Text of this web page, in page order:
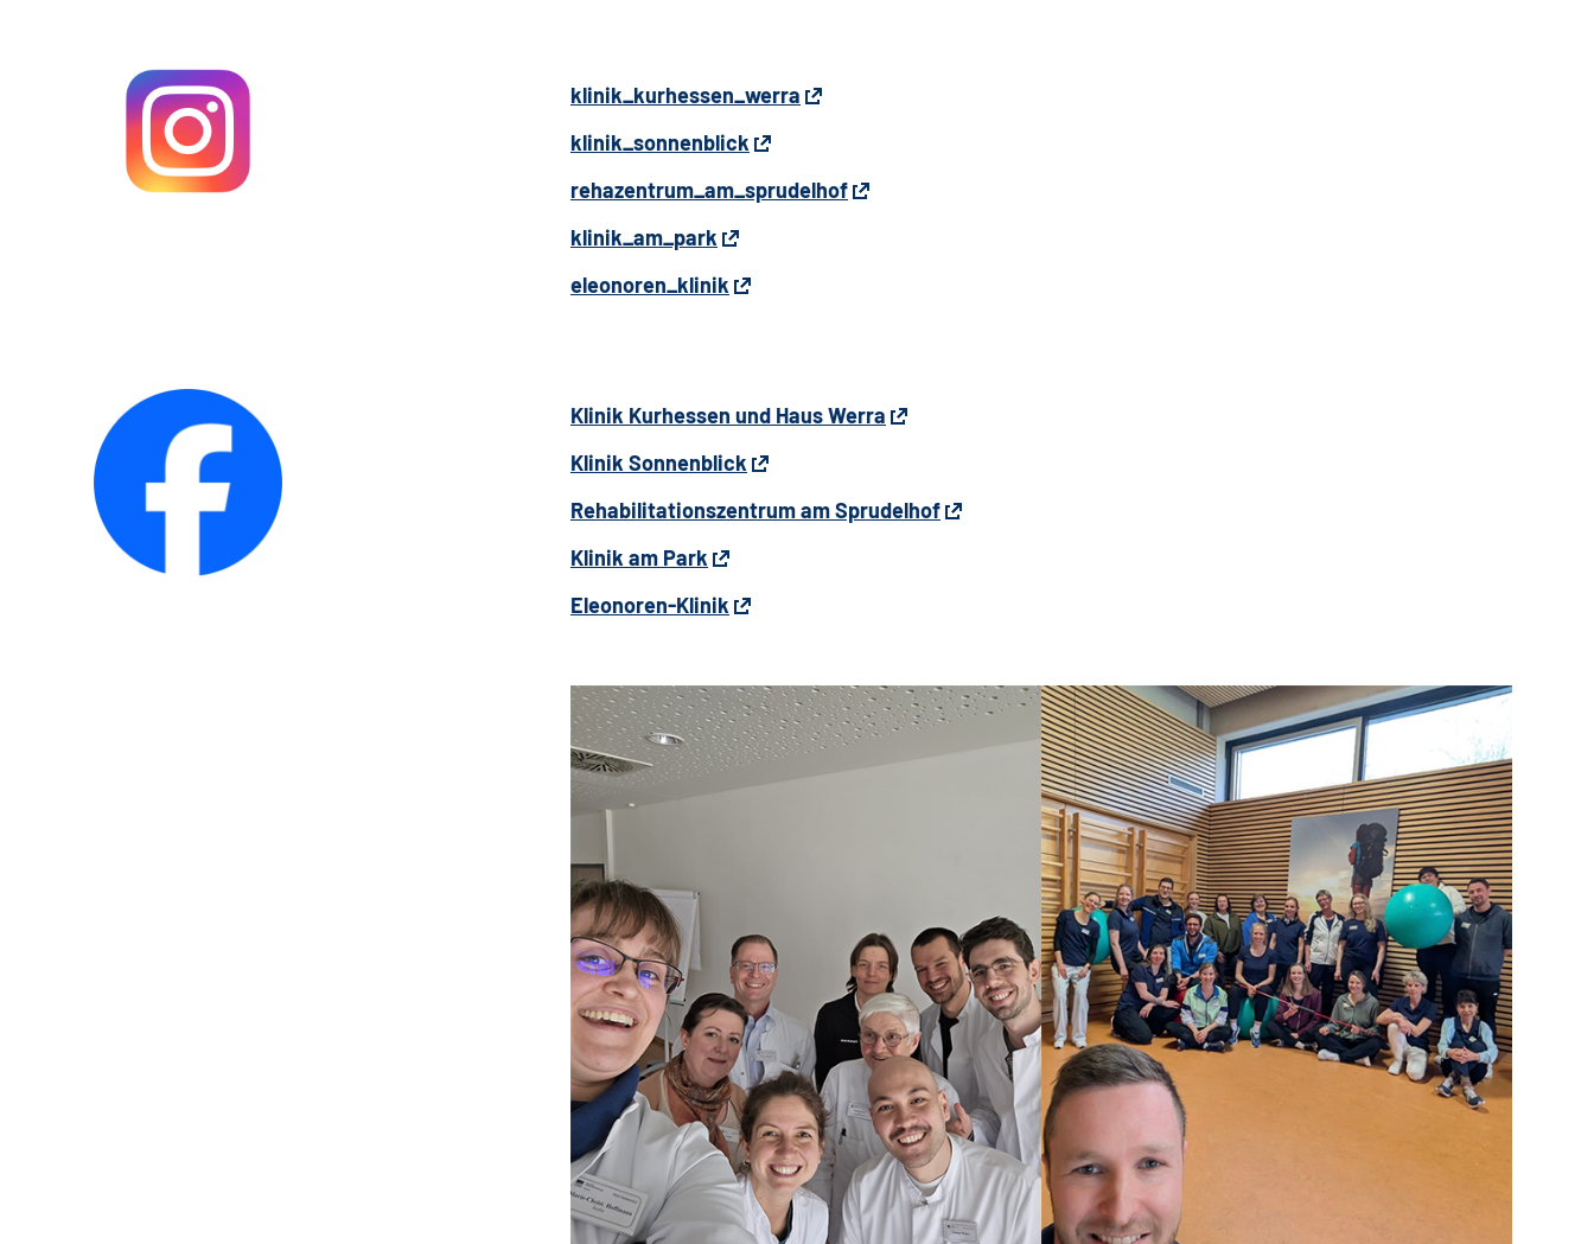
klinik_kurhessen_werra
klinik_sonnenblick
rehazentrum_am_sprudelhof
klinik_am_park
eleonoren_klinik
Klinik Kurhessen und Haus Werra
Klinik Sonnenblick
Rehabilitationszentrum am Sprudelhof
Klinik am Park
Eleonoren-Klinik